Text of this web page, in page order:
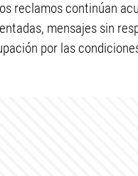
reclamos continúan
mensajes sin
por las